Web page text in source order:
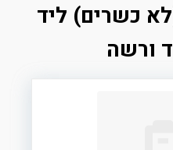
כשרים) ליד
ורשה